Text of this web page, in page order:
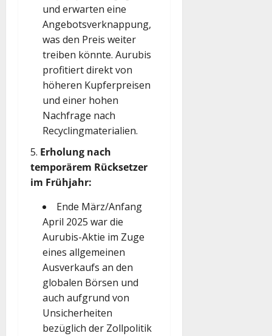
und erwarten eine
Angebotsverknappung,
was den Preis weiter
treiben könnte. Aurubis
profitiert direkt von
höheren Kupferpreisen
und einer hohen
Nachfrage nach
Recyclingmaterialien.
Erholung nach
temporärem Rücksetzer
im Frühjahr:
Ende März/Anfang
April 2025 war die
Aurubis-Aktie im Zuge
eines allgemeinen
Ausverkaufs an den
globalen Börsen und
auch aufgrund von
Unsicherheiten
bezüglich der Zollpolitik